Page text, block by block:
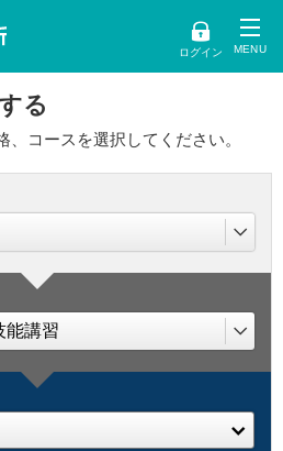
ログイン
る
コースを選択してください。